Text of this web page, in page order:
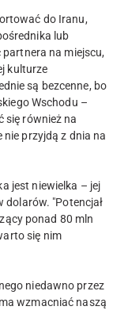
do Iranu,
lub
na miejscu,
kulturze
są bezcenne, bo
Wschodu –
się również na
nie przyjdą z dnia na
jest niewielka – jej
"Potencjał
ponad 80 mln
się nim
niedawno przez
wzmacniać naszą